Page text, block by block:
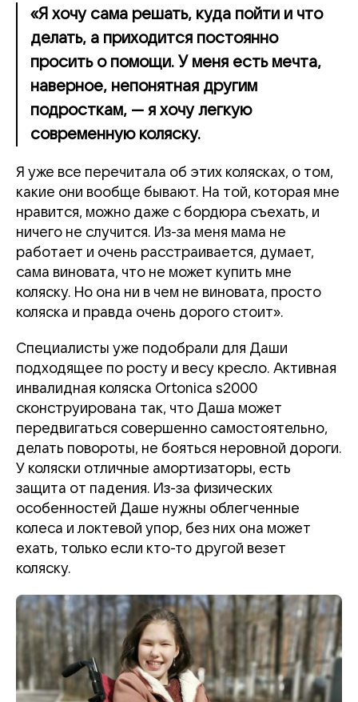
«Я хочу сама решать, куда пойти и что
делать, а приходится постоянно
просить о помощи. У меня есть мечта,
наверное, непонятная другим
подросткам, — я хочу легкую
современную коляску.
Я уже все перечитала об этих колясках, о том,
какие они вообще бывают. На той, которая мне
нравится, можно даже с бордюра съехать, и
ничего не случится. Из-за меня мама не
работает и очень расстраивается, думает,
сама виновата, что не может купить мне
коляску. Но она ни в чем не виновата, просто
коляска и правда очень дорого стоит».
Специалисты уже подобрали для Даши
подходящее по росту и весу кресло. Активная
инвалидная коляска Ortonica s2000
сконструирована так, что Даша может
передвигаться совершенно самостоятельно,
делать повороты, не бояться неровной дороги.
У коляски отличные амортизаторы, есть
защита от падения. Из-за физических
особенностей Даше нужны облегченные
колеса и локтевой упор, без них она может
ехать, только если кто-то другой везет
коляску.